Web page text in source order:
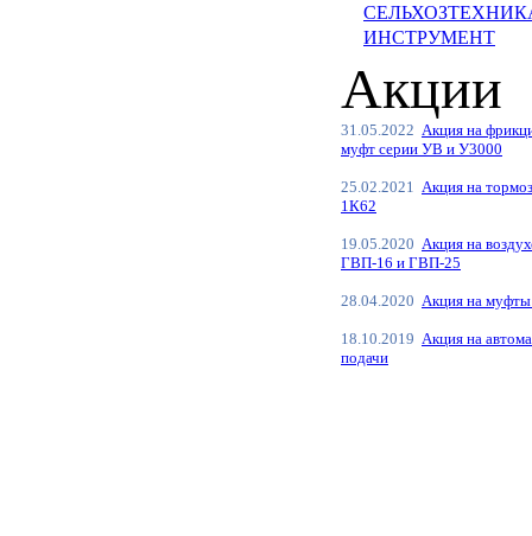
ИНСТРУМЕНТ
Акции
31.05.2022 Акция на
муфт серии УВ и У3000
25.02.2021 Акция на
1К62
19.05.2020 Акция на
ГВП-16 и ГВП-25
28.04.2020 Акция на
18.10.2019 Акция на
подачи